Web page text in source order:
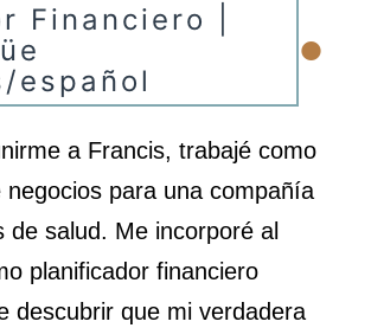
Financiero |
español
•
a Francis, trabajé como
negocios para una compañía
de salud. Me incorporé al
planificador financiero
descubrir que mi verdadera